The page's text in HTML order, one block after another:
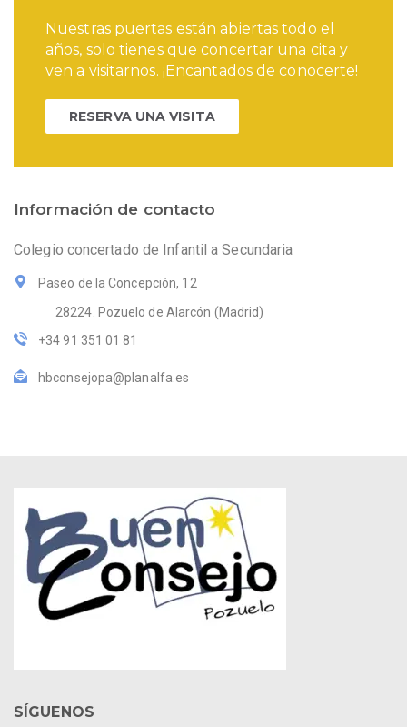
Nuestras puertas están abiertas todo el
años, solo tienes que concertar una cita y
ven a visitarnos. ¡Encantados de conocerte!
RESERVA UNA VISITA
Información de contacto
Colegio concertado de Infantil a Secundaria
Paseo de la Concepción, 12
28224. Pozuelo de Alarcón (Madrid)
+34 91 351 01 81
hbconsejopa@planalfa.es
SÍGUENOS